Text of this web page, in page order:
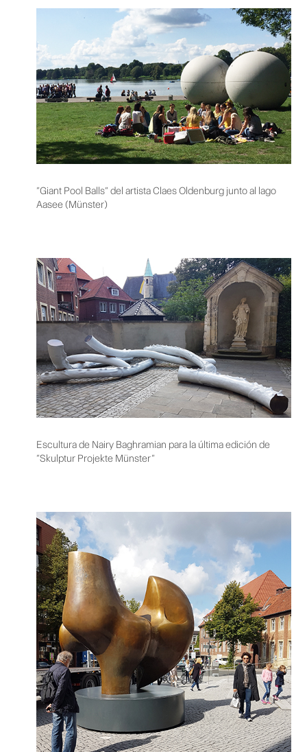
“Giant Pool Balls” del artista Claes Oldenburg junto al lago
Aasee (Münster)
Escultura de Nairy Baghramian para la última edición de
“Skulptur Projekte Münster”